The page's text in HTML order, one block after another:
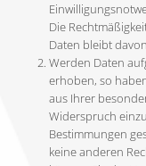
Die
Daten bleibt
Werden Daten
erhoben, so
aus Ihrer
Widerspruch
Bestimmungen
keine anderen